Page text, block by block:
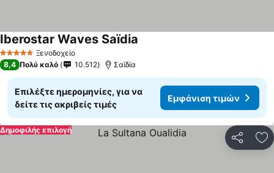
5 Αστέρια Ξενοδοχείο
Iberostar Waves Saïdia
8,4 Πολύ καλό 10.512 Σαϊδία
Επιλέξτε ημερομηνίες, για να
δείτε τις ακριβείς τιμές
Εμφάνιση τιμών
Δημοφιλής επιλογή